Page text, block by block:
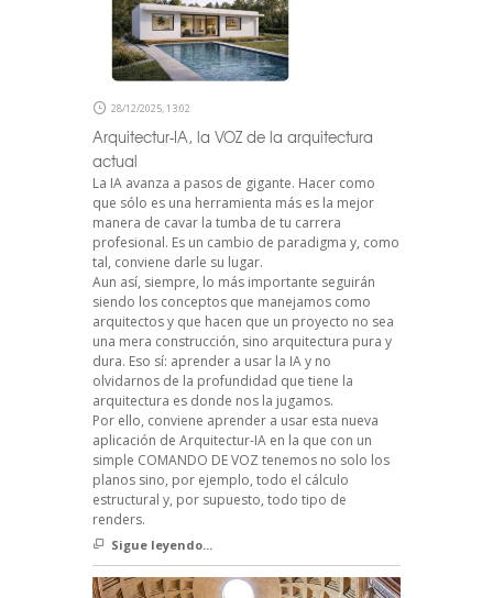
28/12/2025, 13:02
Arquitectur-IA, la VOZ de la arquitectura
actual
La IA avanza a pasos de gigante. Hacer como
que sólo es una herramienta más es la mejor
manera de cavar la tumba de tu carrera
profesional. Es un cambio de paradigma y, como
tal, conviene darle su lugar.
Aun así, siempre, lo más importante seguirán
siendo los conceptos que manejamos como
arquitectos y que hacen que un proyecto no sea
una mera construcción, sino arquitectura pura y
dura. Eso sí: aprender a usar la IA y no
olvidarnos de la profundidad que tiene la
arquitectura es donde nos la jugamos.
Por ello, conviene aprender a usar esta nueva
aplicación de Arquitectur-IA en la que con un
simple COMANDO DE VOZ tenemos no solo los
planos sino, por ejemplo, todo el cálculo
estructural y, por supuesto, todo tipo de
renders.
Sigue leyendo...